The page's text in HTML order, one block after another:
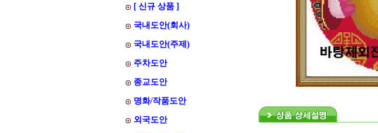
[ 신규 상품 ]
국내도안(회사)
국내도안(주제)
주차도안
종교도안
명화/작품도안
외국도안